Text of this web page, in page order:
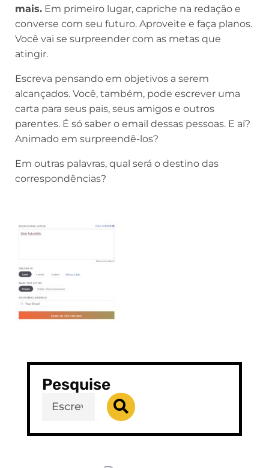
mais. Em primeiro lugar, capriche na redação e
converse com seu futuro. Aproveite e faça planos.
Você vai se surpreender com as metas que
atingir.
Escreva pensando em objetivos a serem
alcançados. Você, também, pode escrever uma
carta para seus pais, seus amigos e outros
parentes. É só saber o email dessas pessoas. E aí?
Animado em surpreendê-los?
Em outras palavras, qual será o destino das
correspondências?
Pesquise